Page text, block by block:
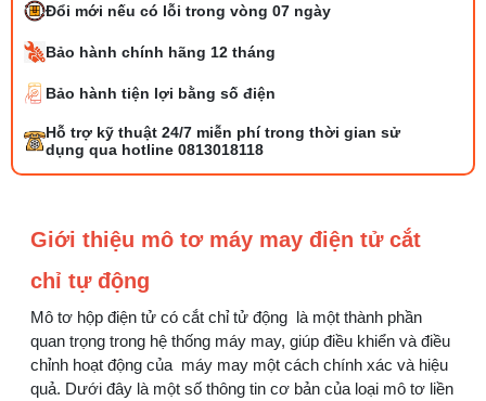
Đổi mới nếu có lỗi trong vòng 07 ngày
Bảo hành chính hãng 12 tháng
Bảo hành tiện lợi bằng số điện
Hỗ trợ kỹ thuật 24/7 miễn phí trong thời gian sử
dụng qua hotline 0813018118
Giới thiệu mô tơ máy may điện tử cắt
chỉ tự động
Mô tơ hộp điện tử có cắt chỉ tử động là một thành phần
quan trọng trong hệ thống máy may, giúp điều khiển và điều
chỉnh hoạt động của máy may một cách chính xác và hiệu
quả. Dưới đây là một số thông tin cơ bản của loại mô tơ liền
Bộ phụ trợ kéo vải máy may là gì? Công
dụng và cách lắp
đáng mua
Đồng tiền máy may là gì? Hướng dẫn chỉnh
chỉ đúng
21/07/2026 09:08 AM